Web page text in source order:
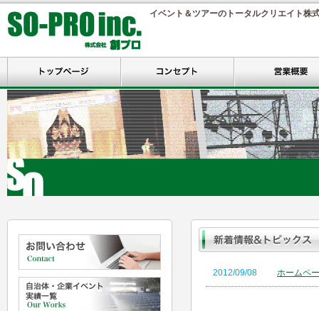
イベント＆ツアーのトータルクリエイト株
2012/09/08 ホームペ